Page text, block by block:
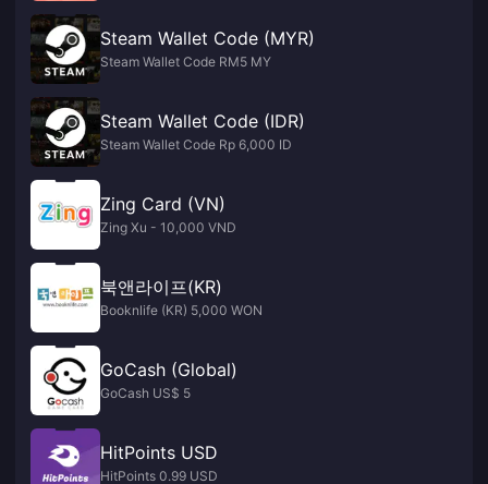
Steam Wallet Code (MYR)
Steam Wallet Code RM5 MY
Steam Wallet Code (IDR)
Steam Wallet Code Rp 6,000 ID
Zing Card (VN)
Zing Xu - 10,000 VND
북앤라이프(KR)
Booknlife (KR) 5,000 WON
GoCash (Global)
GoCash US$ 5
HitPoints USD
HitPoints 0.99 USD